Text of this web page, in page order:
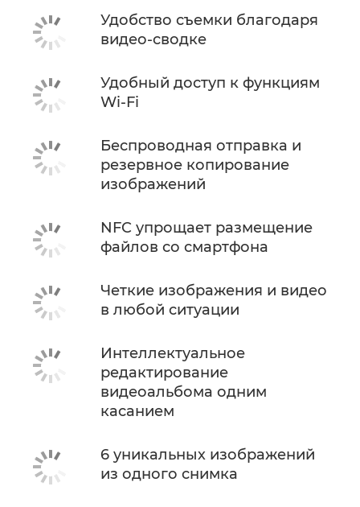
Удобство съемки благодаря
видео-сводке
Удобный доступ к функциям
Wi-Fi
Беспроводная отправка и
резервное копирование
изображений
NFC упрощает размещение
файлов со смартфона
Четкие изображения и видео
в любой ситуации
Интеллектуальное
редактирование
видеоальбома одним
касанием
6 уникальных изображений
из одного снимка